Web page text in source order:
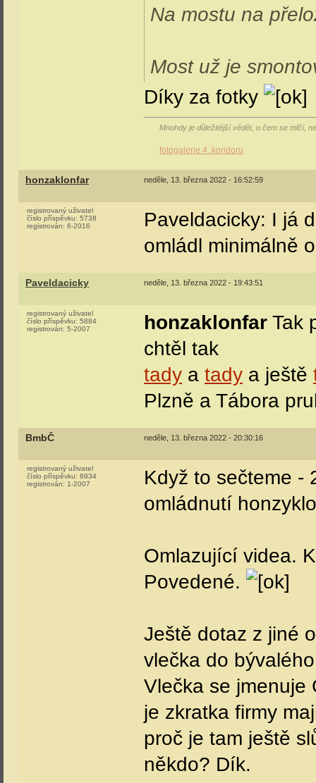
Na mostu na
Most už je
Díky za fotky
Mnohdy je důležitější vědět, o čem se mlčí,
fotogalerie 4. koridoru
honzaklonfar neděle, 13. března 2022 - 16:52:59
registrovaný uživatel
číslo příspěvku: 5738
registrován: 6-2016
Paveldacicky: I já
omládl minimálně
Paveldacicky neděle, 13. března 2022 - 19:43:51
registrovaný uživatel
číslo příspěvku: 5884
registrován: 5-2007 honzaklonfar Tak
chtěl tak
tady a tady a ještě
Plzně a Tábora
BmbČ neděle, 13. března 2022 - 20:30:16
registrovaný uživatel
číslo příspěvku: 8934
registrován: 1-2007
Když to sečteme -
omládnutí
Omlazující videa.
Povedené.
Ještě dotaz z jiné
vlečka do
Vlečka se jmenuje
je zkratka firmy
proč je tam ještě
někdo? Dík.